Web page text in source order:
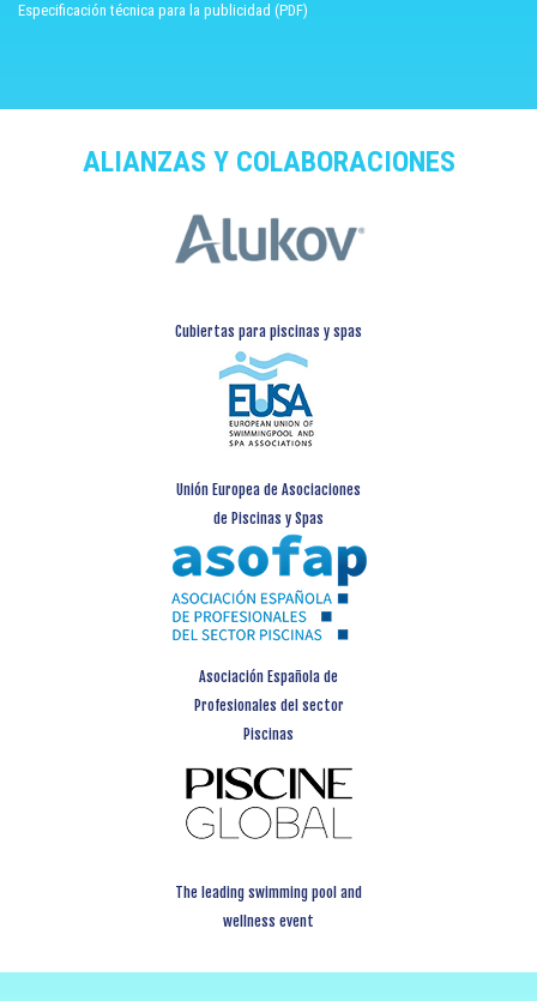
Especificación técnica para la publicidad (PDF)
ALIANZAS Y COLABORACIONES
Cubiertas para piscinas y spas
Unión Europea de Asociaciones
de Piscinas y Spas
Asociación Española de
Profesionales del sector
Piscinas
The leading swimming pool and
wellness event